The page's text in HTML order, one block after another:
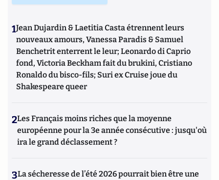
1Jean Dujardin & Laetitia Casta étrennent leurs
nouveaux amours, Vanessa Paradis & Samuel
Benchetrit enterrent le leur; Leonardo di Caprio
fond, Victoria Beckham fait du brukini, Cristiano
Ronaldo du bisco-fils; Suri ex Cruise joue du
Shakespeare queer
2Les Français moins riches que la moyenne
européenne pour la 3e année consécutive : jusqu'où
ira le grand déclassement ?
3La sécheresse de l’été 2026 pourrait bien être une